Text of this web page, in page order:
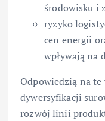
środowisku i
ryzyko
cen energii
wpływają na
Odpowiedzią na
dywersyfikacji
rozwój linii